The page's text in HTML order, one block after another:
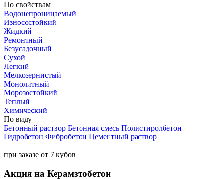
По свойствам
Водонепроницаемый
Износостойкий
Жидкий
Ремонтный
Безусадочный
Сухой
Легкий
Мелкозернистый
Монолитный
Морозостойкий
Теплый
Химический
По виду
Бетонный раствор Бетонная смесь Полистиролбетон
Гидробетон Фибробетон Цементный раствор
при заказе от 7 кубов
Акция на Керамзтобетон